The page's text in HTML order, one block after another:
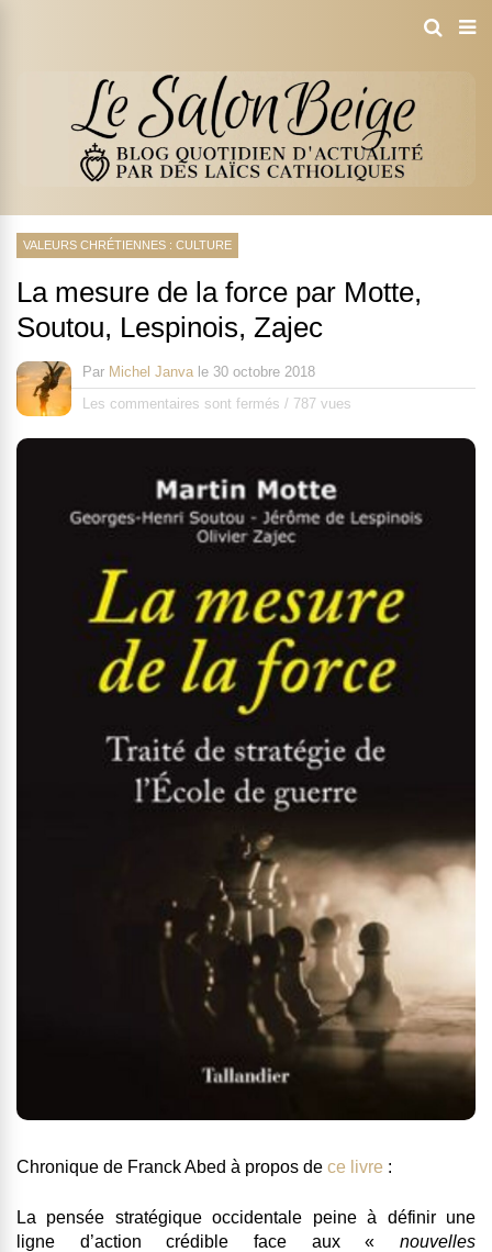
VALEURS CHRÉTIENNES : CULTURE
La mesure de la force par Motte,
Soutou, Lespinois, Zajec
Par Michel Janva le 30 octobre 2018
Les commentaires sont fermés / 787 vues
Chronique de Franck Abed à propos de ce livre :
La pensée stratégique occidentale peine à définir une
ligne d’action crédible face aux « nouvelles